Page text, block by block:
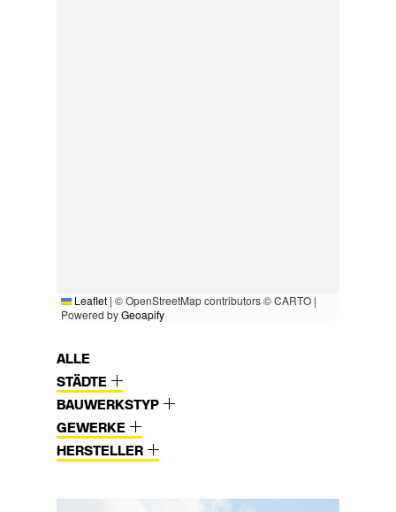
Leaflet | © OpenStreetMap contributors © CARTO |
Powered byGeoapify
ALLE
STÄDTE
BAUWERKSTYP
GEWERKE
HERSTELLER